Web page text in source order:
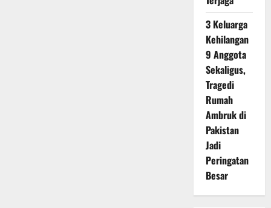
3 Keluarga
Kehilangan
9 Anggota
Sekaligus,
Tragedi
Rumah
Ambruk di
Pakistan
Jadi
Peringatan
Besar